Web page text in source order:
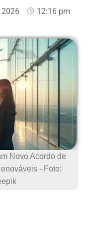
2026
12:16 pm
Novo Acordo de
- Foto: